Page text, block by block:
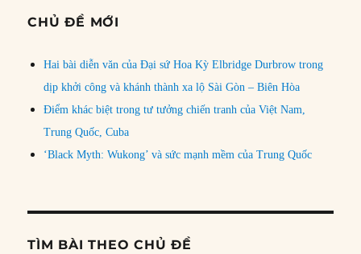
CHỦ ĐỀ MỚI
Hai bài diễn văn của Đại sứ Hoa Kỳ Elbridge Durbrow trong
dịp khởi công và khánh thành xa lộ Sài Gòn – Biên Hòa
Điểm khác biệt trong tư tưởng chiến tranh của Việt Nam,
Trung Quốc, Cuba
‘Black Myth: Wukong’ và sức mạnh mềm của Trung Quốc
TÌM BÀI THEO CHỦ ĐỀ